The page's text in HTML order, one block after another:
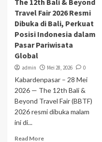
The 12th Bali & Beyond
Travel Fair 2026 Resmi
Dibuka di Bali, Perkuat
Posisi Indonesia dalam
Pasar Pariwisata
Global
admin Mei 28, 2026 0
Kabardenpasar – 28 Mei
2026 — The 12th Bali &
Beyond Travel Fair (BBTF)
2026 resmi dibuka malam
ini di...
Read More